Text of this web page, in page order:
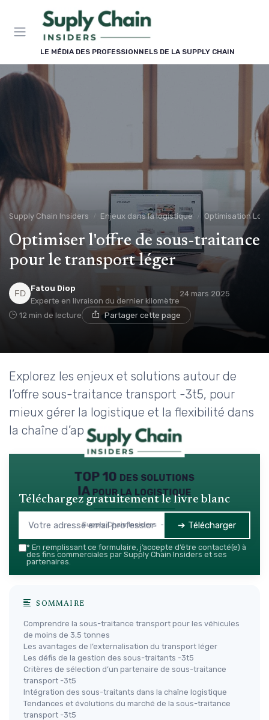
LE MÉDIA DES PROFESSIONNELS DE LA SUPPLY CHAIN
Supply Chain Insiders Enjeux dans la logistique Optimisation
Optimiser l'offre de sous-traitance
pour le transport léger
Fatou Diop
Experte en livraison du dernier kilomètre
24 mars 2025
12 min de lecture Partager cette page
Explorez les enjeux et solutions autour de
l’offre sous-traitance transport -3t5, pour
mieux gérer la logistique et la flexibilité dans
la chaîne d’approvisionnement.
TOP 10 des solutions
IA pour la logistique
Supply Chain Insiders — 2026
Téléchargez gratuitement le livre blanc
➔ Télécharger
* En remplissant ce formulaire, j’accepte d’être contacté(e) à
des fins commerciales par Supply Chain Insiders et ses
partenaires.
SOMMAIRE
Comprendre la sous-traitance transport pour les véhicules
de moins de 3,5 tonnes
Les avantages de l’externalisation du transport léger
Les défis de la gestion des sous-traitants -3t5
Critères de sélection d’un partenaire de sous-traitance
transport -3t5
Intégration des sous-traitants dans la chaîne logistique
Tendances et évolutions du marché de la sous-traitance
transport -3t5
Panneau de gestion des cookies